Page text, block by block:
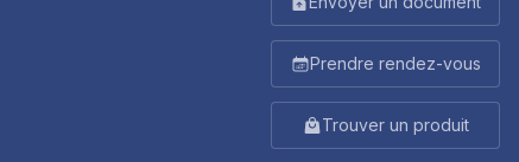
Prendre rendez-vous
Trouver un produit